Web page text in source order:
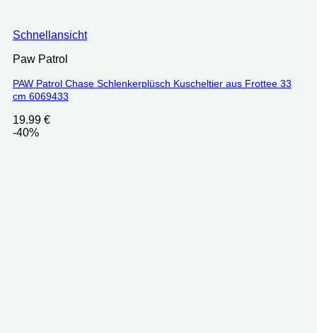
Schnellansicht
Paw Patrol
PAW Patrol Chase Schlenkerplüsch Kuscheltier aus Frottee 33
cm ‎‎6069433
19.99 €
-40%